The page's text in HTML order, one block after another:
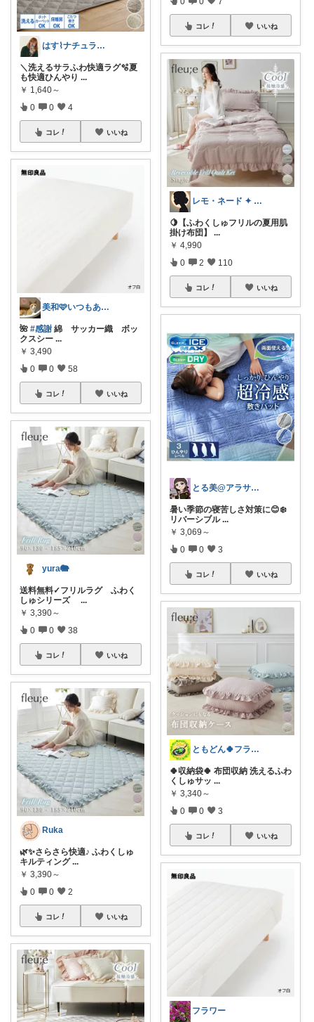
はす⌇ナチュラルインテリア雑貨
＼洗えるサラふわ快適ラグ🫧夏
も快適ひんやり ...
￥ 1,640～
0 0 4
コレ いいね
美和🩷いつもありがとう
🌺 #感謝 綿 サッカー織 ボッ
クスシー ...
￥ 3,490
0 0 58
コレ いいね
yura🐘
送料無料✓フリルラグ ふわく
しゅシリーズ
...
￥ 3,390～
0 0 38
コレ いいね
Ruka
🌿✨さらさら快適♪ ふわくしゅ
キルティング ...
￥ 3,390～
0 0 2
コレ いいね
コレ いいね
レモ・ネード ✦ セレクト 🍋
🍋【ふわくしゅフリルの夏用肌
掛け布団】 ...
￥ 4,990
0 2 110
コレ いいね
とる美@アラサー女子のリアルな買い物！
暑い季節の寝苦しさ対策に😊❄️
リバーシブル ...
￥ 3,069～
0 0 3
コレ いいね
ともどん🍀フライパン料理ある暮らし🍳
🍀収納袋🍀 布団収納 洗えるふわ
くしゅサッ ...
￥ 3,340～
0 0 3
コレ いいね
フラワー